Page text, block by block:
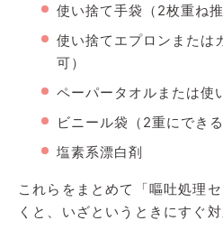
使い捨て手袋（2枚重ね推
使い捨てエプロンまたは
可）
ペーパータオルまたは使
ビニール袋（2重にでき
塩素系漂白剤
これらをまとめて「嘔吐処理
くと、いざというときにすぐ対